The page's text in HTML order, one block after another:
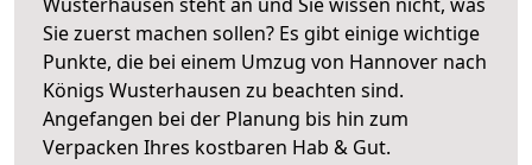
Sie zuerst machen sollen? Es gibt einige wichtige
Punkte, die bei einem Umzug von Hannover nach
Königs Wusterhausen zu beachten sind.
Angefangen bei der Planung bis hin zum
Verpacken Ihres kostbaren Hab & Gut.